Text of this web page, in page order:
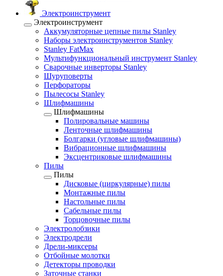
Электроинструмент
Электроинструмент
Аккумуляторные цепные пилы Stanley
Наборы электроинструментов Stanley
Stanley FatMax
Мультифункциональный инструмент Stanley
Сварочные инверторы Stanley
Шуруповерты
Перфораторы
Пылесосы Stanley
Шлифмашины
Шлифмашины
Полировальные машины
Ленточные шлифмашины
Болгарки (угловые шлифмашины)
Вибрационные шлифмашины
Эксцентриковые шлифмашины
Пилы
Пилы
Дисковые (циркулярные) пилы
Монтажные пилы
Настольные пилы
Сабельные пилы
Торцовочные пилы
Электролобзики
Электродрели
Дрели-миксеры
Отбойные молотки
Детекторы проводки
Заточные станки